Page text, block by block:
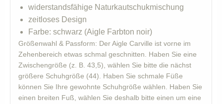
widerstandsfähige Naturkautschukmischung
zeitloses Design
Farbe: schwarz (Aigle Farbton noir)
Größenwahl & Passform: Der Aigle Carville ist vorne im
Zehenbereich etwas schmal geschnitten. Haben Sie eine
Zwischengröße (z. B. 43,5), wählen Sie bitte die nächst
größere Schuhgröße (44). Haben Sie schmale Füße
können Sie Ihre gewohnte Schuhgröße wählen. Haben Sie
einen breiten Fuß, wählen Sie deshalb bitte einen um eine